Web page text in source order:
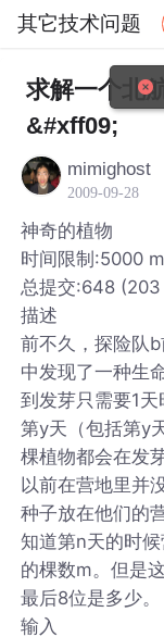
其它技术问题
社区 其它技
求解一个北
&#xff09;
mimighost
2009-09-28
神奇的植物
时间限制:5000
总提交:648
描述
前不久，探险队
中发现了一种生
到发芽只需要1
第y天（包括第y
棵植物都会在发
以前在营地里并
种子放在他们的
知道第n天的时
的棵数m。但是
最后8位是多少。
输入